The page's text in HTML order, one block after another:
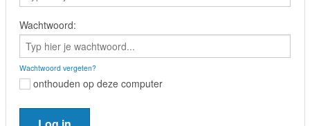
Wachtwoord:
Wachtwoord vergeten?
onthouden op deze computer